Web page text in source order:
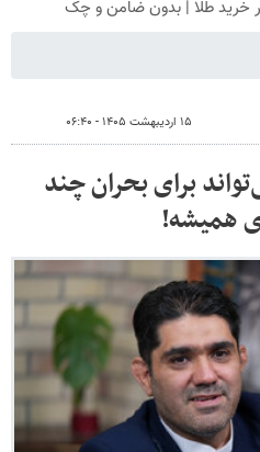
۱۵ اردیبهشت ۱۴۰۵ - ۰۶:۴۰
برای بحران چند
همیشه!